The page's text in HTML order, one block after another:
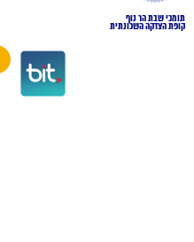
תומכי שבת הר נוף
קופת הצדקה השכונתית